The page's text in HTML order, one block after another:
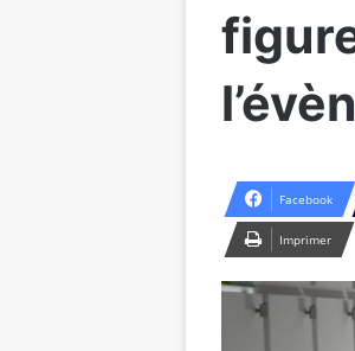
Facebook
Imprimer